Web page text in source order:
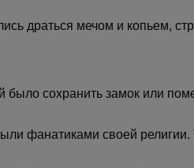
драться мечом и копьем,
сохранить замок или
фанатиками своей религии.